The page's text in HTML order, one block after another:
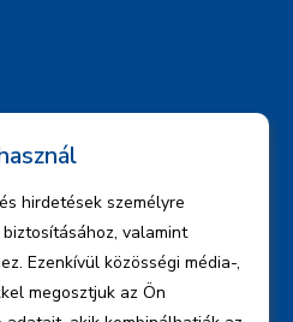
hirdetések személyre
valamint
Ezenkívül közösségi média-,
megosztjuk az Ön